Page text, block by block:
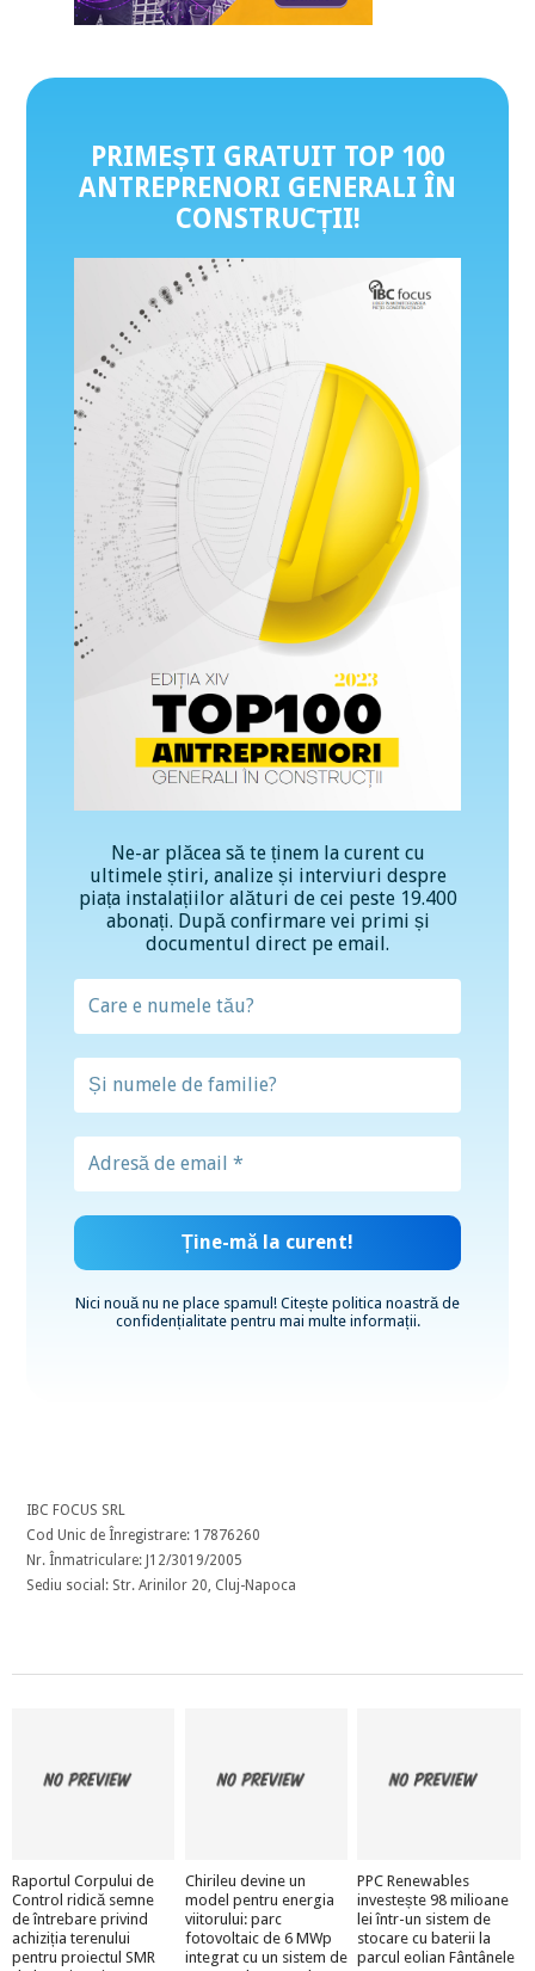
PRIMEȘTI GRATUIT TOP 100
ANTREPRENORI GENERALI ÎN
CONSTRUCȚII!
Ne-ar plăcea să te ținem la curent cu
ultimele știri, analize și interviuri despre
piața instalațiilor alături de cei peste 19.400
abonați. După confirmare vei primi și
documentul direct pe email.
Nici nouă nu ne place spamul! Citește politica noastră de
confidențialitatepentru mai multe informații.
IBC FOCUS SRL
Cod Unic de Înregistrare: 17876260
Nr. Înmatriculare: J12/3019/2005
Sediu social: Str. Arinilor 20, Cluj-Napoca
Raportul Corpului de
Control ridică semne
de întrebare privind
achiziția terenului
pentru proiectul SMR
Chirileu devine un
model pentru energia
viitorului: parc
fotovoltaic de 6 MWp
integrat cu un sistem de
PPC Renewables
investește 98 milioane
lei într-un sistem de
stocare cu baterii la
parcul eolian Fântânele